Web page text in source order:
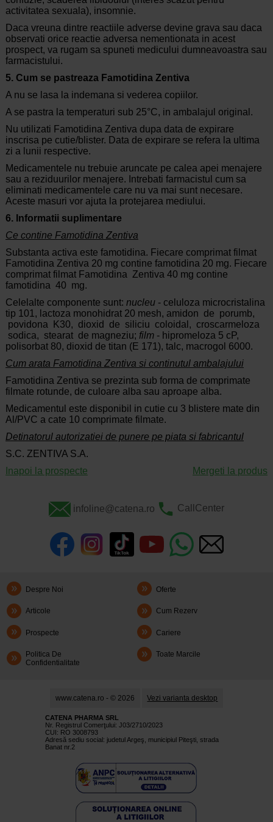
activitatea sexuala), insomnie.
Daca vreuna dintre reactiile adverse devine grava sau daca
observati orice reactie adversa nementionata in acest
prospect, va rugam sa spuneti medicului dumneavoastra sau
farmacistului.
5. Cum se pastreaza Famotidina Zentiva
A nu se lasa la indemana si vederea copiilor.
A se pastra la temperaturi sub 25°C, in ambalajul original.
Nu utilizati Famotidina Zentiva dupa data de expirare
inscrisa pe cutie/blister. Data de expirare se refera la ultima
zi a lunii respective.
Medicamentele nu trebuie aruncate pe calea apei menajere
sau a reziduurilor menajere. Intrebati farmacistul cum sa
eliminati medicamentele care nu va mai sunt necesare.
Aceste masuri vor ajuta la protejarea mediului.
6. Informatii suplimentare
Ce contine Famotidina Zentiva
Substanta activa este famotidina. Fiecare comprimat filmat
Famotidina Zentiva 20 mg contine famotidina 20 mg. Fiecare
comprimat filmat Famotidina Zentiva 40 mg contine
famotidina 40 mg.
Celelalte componente sunt: nucleu - celuloza microcristalina
tip 101, lactoza monohidrat 20 mesh, amidon de porumb,
povidona K30, dioxid de siliciu coloidal, croscarmeloza
sodica, stearat de magneziu; film - hipromeloza 5 cP,
polisorbat 80, dioxid de titan (E 171), talc, macrogol 6000.
Cum arata Famotidina Zentiva si continutul ambalajului
Famotidina Zentiva se prezinta sub forma de comprimate
filmate rotunde, de culoare alba sau aproape alba.
Medicamentul este disponibil in cutie cu 3 blistere mate din
Al/PVC a cate 10 comprimate filmate.
Detinatorul autorizatiei de punere pe piata si fabricantul
S.C. ZENTIVA S.A.
Inapoi la prospecte
Mergeti la produs
infoline@catena.ro CallCenter
Despre Noi Oferte
Articole Cum Rezerv
Prospecte Cariere
Politica De
Confidentialitate
Toate Marcile
www.catena.ro - © 2026 Vezi varianta desktop
CATENA PHARMA SRL
Nr. Registrul Comerţului: J03/2710/2023
CUI: RO 3008793
Adresă sediu social: judetul Argeş, municipiul Piteşti, strada
Banat nr.2